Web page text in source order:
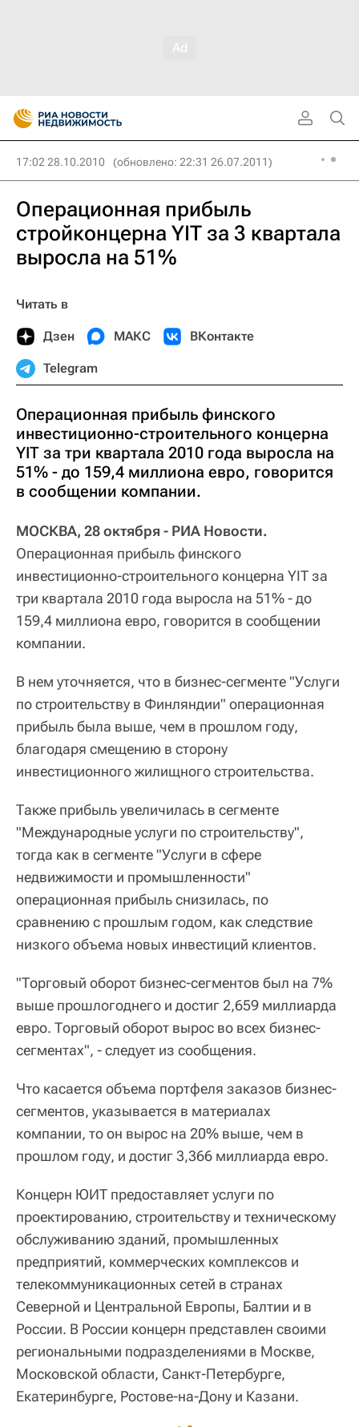
17:02 28.10.2010 (обновлено: 22:31 26.07.2011)
Операционная прибыль
стройконцерна YIT за 3 квартала
выросла на 51%
Читать в
Дзен МАКС ВКонтакте
Telegram
Операционная прибыль финского
инвестиционно-строительного концерна
YIT за три квартала 2010 года выросла на
51% - до 159,4 миллиона евро, говорится
в сообщении компании.
МОСКВА, 28 октября - РИА Новости.
Операционная прибыль финского
инвестиционно-строительного концерна YIT за
три квартала 2010 года выросла на 51% - до
159,4 миллиона евро, говорится в сообщении
компании.
В нем уточняется, что в бизнес-сегменте "Услуги
по строительству в Финляндии" операционная
прибыль была выше, чем в прошлом году,
благодаря смещению в сторону
инвестиционного жилищного строительства.
Также прибыль увеличилась в сегменте
"Международные услуги по строительству",
тогда как в сегменте "Услуги в сфере
недвижимости и промышленности"
операционная прибыль снизилась, по
сравнению с прошлым годом, как следствие
низкого объема новых инвестиций клиентов.
"Торговый оборот бизнес-сегментов был на 7%
выше прошлогоднего и достиг 2,659 миллиарда
евро. Торговый оборот вырос во всех бизнес-
сегментах", - следует из сообщения.
Что касается объема портфеля заказов бизнес-
сегментов, указывается в материалах
компании, то он вырос на 20% выше, чем в
прошлом году, и достиг 3,366 миллиарда евро.
Концерн ЮИТ предоставляет услуги по
проектированию, строительству и техническому
обслуживанию зданий, промышленных
предприятий, коммерческих комплексов и
телекоммуникационных сетей в странах
Северной и Центральной Европы, Балтии и в
России. В России концерн представлен своими
региональными подразделениями в Москве,
Московской области, Санкт-Петербурге,
Екатеринбурге, Ростове-на-Дону и Казани.